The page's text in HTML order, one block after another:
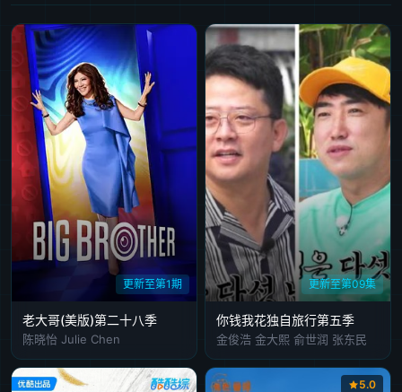
更新至第1期
老大哥(美版)第二十八季
陈晓怡 Julie Chen
更新至第09集
你钱我花独自旅行第五季
金俊浩 金大熙 俞世润 张东民
5.0